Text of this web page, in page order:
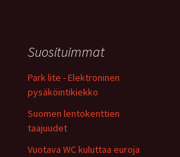
Suosituimmat
Park lite - Elektroninen
pysäköintikiekko
Suomen lentokenttien
taajuudet
Vuotava WC kuluttaa euroja